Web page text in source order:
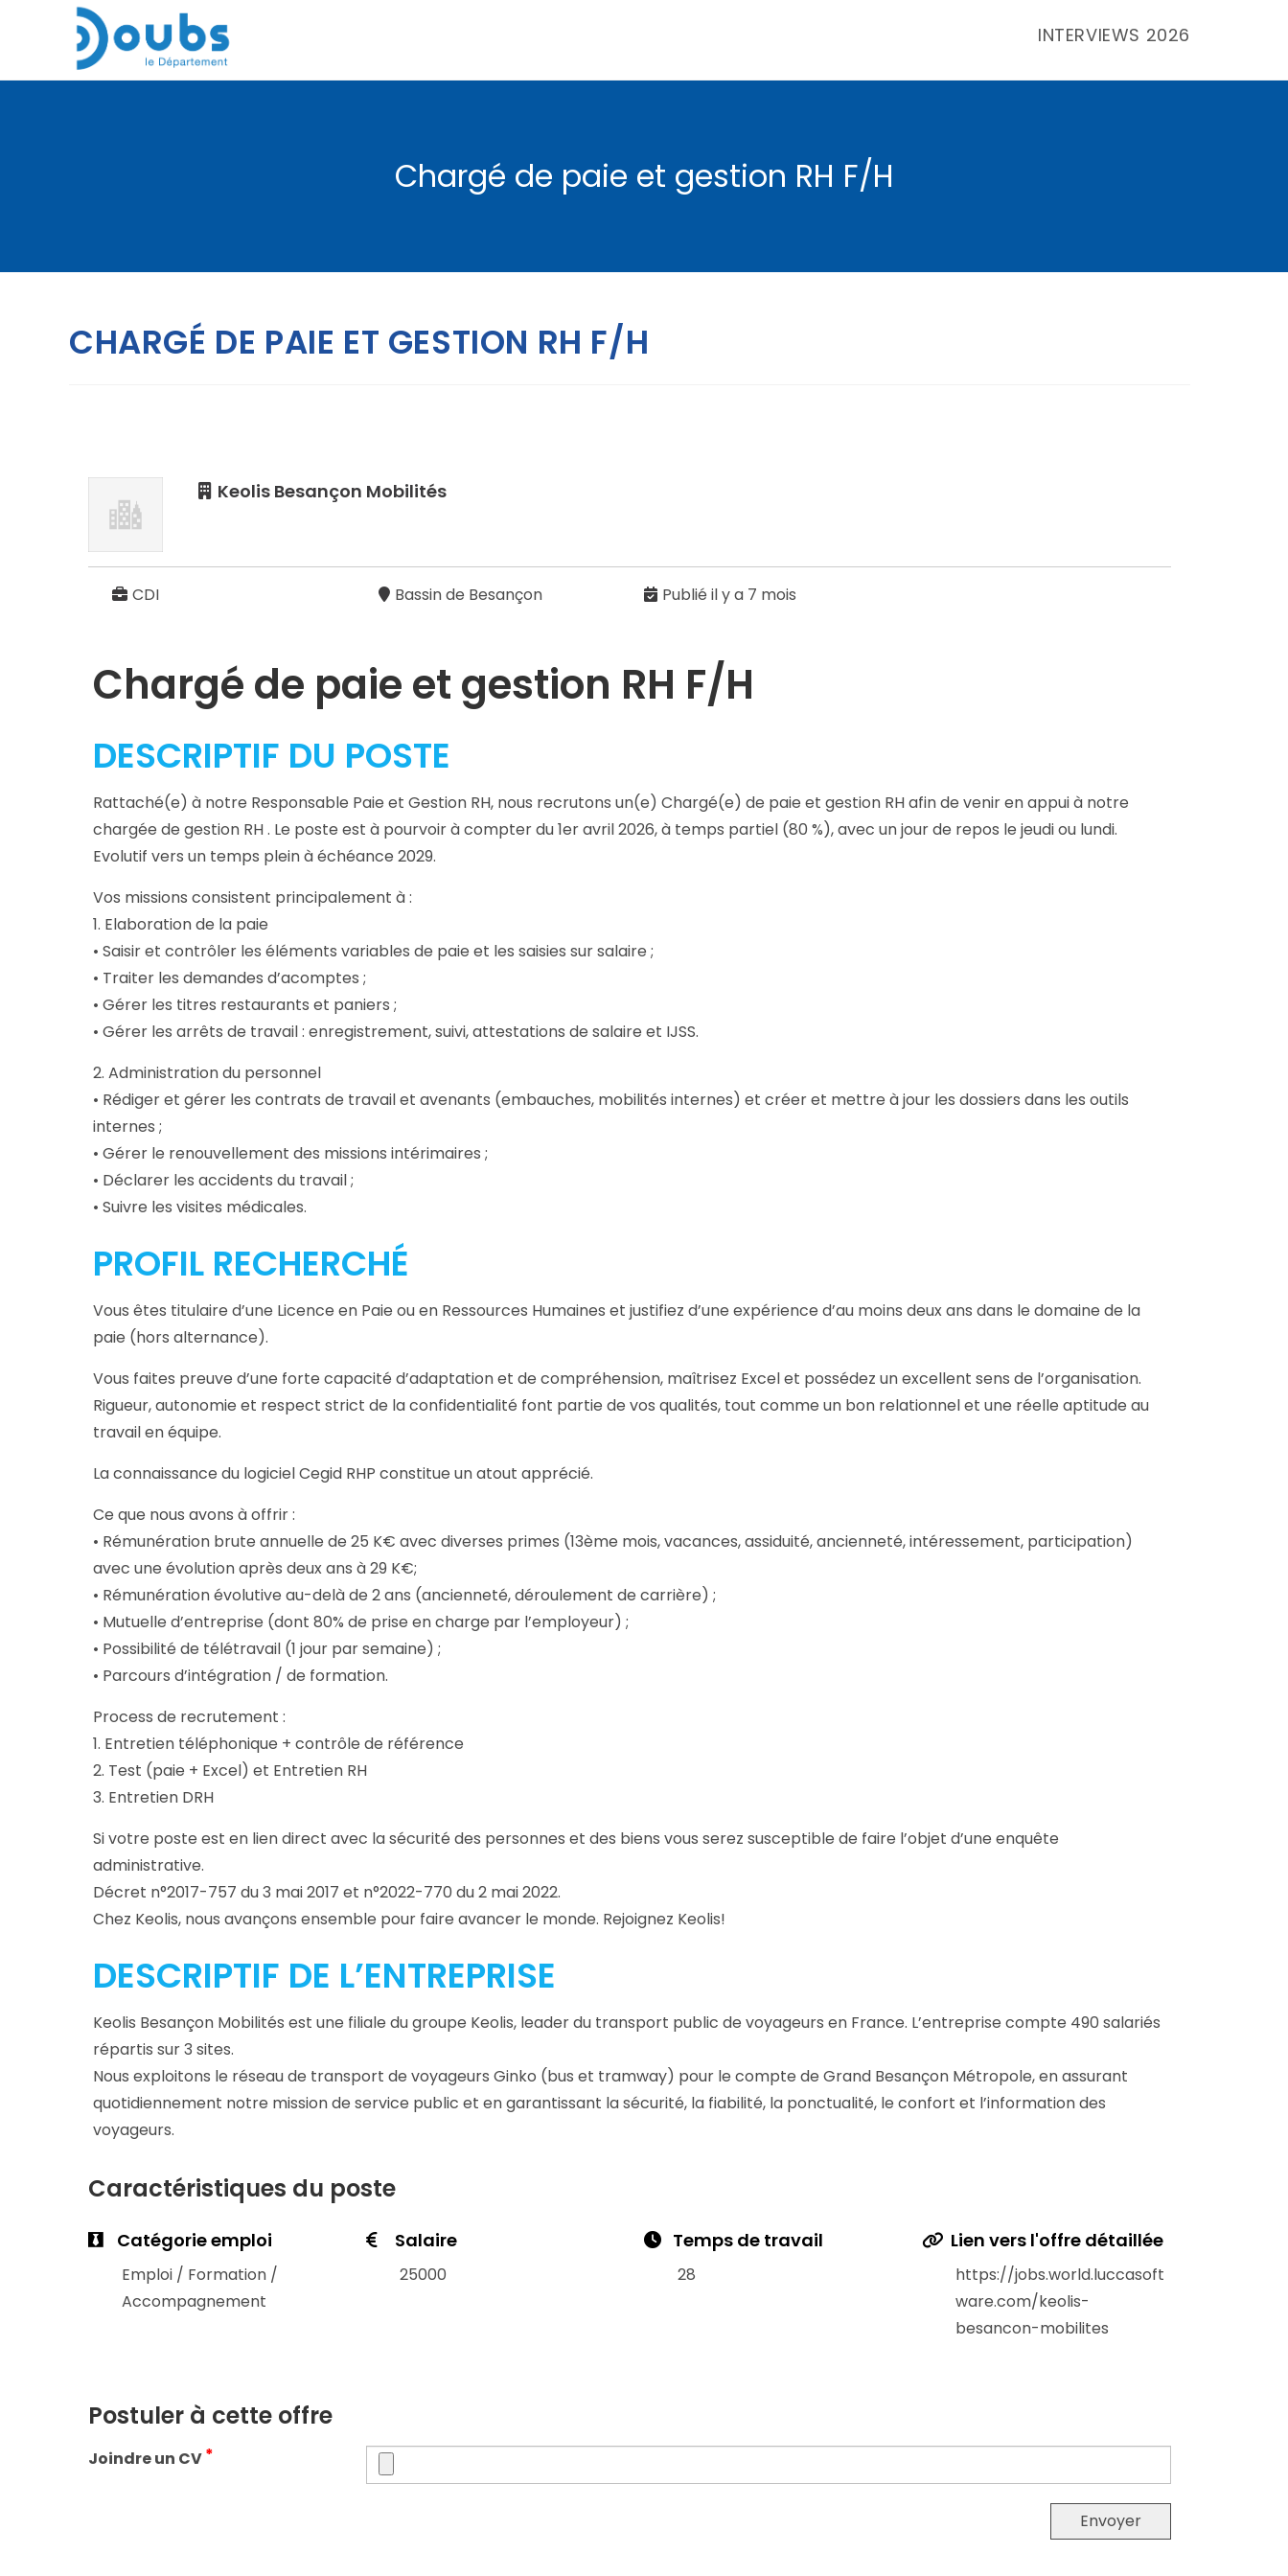
INTERVIEWS 2026
Chargé de paie et gestion RH F/H
CHARGÉ DE PAIE ET GESTION RH F/H
Keolis Besançon Mobilités
CDI Bassin de Besançon Publié il y a 7 mois
Chargé de paie et gestion RH F/H
DESCRIPTIF DU POSTE
Rattaché(e) à notre Responsable Paie et Gestion RH, nous recrutons un(e) Chargé(e) de paie et gestion RH afin de venir en appui à notre
chargée de gestion RH . Le poste est à pourvoir à compter du 1er avril 2026, à temps partiel (80 %), avec un jour de repos le jeudi ou lundi.
Evolutif vers un temps plein à échéance 2029.
Vos missions consistent principalement à :
1. Elaboration de la paie
• Saisir et contrôler les éléments variables de paie et les saisies sur salaire ;
• Traiter les demandes d’acomptes ;
• Gérer les titres restaurants et paniers ;
• Gérer les arrêts de travail : enregistrement, suivi, attestations de salaire et IJSS.
2. Administration du personnel
• Rédiger et gérer les contrats de travail et avenants (embauches, mobilités internes) et créer et mettre à jour les dossiers dans les outils
internes ;
• Gérer le renouvellement des missions intérimaires ;
• Déclarer les accidents du travail ;
• Suivre les visites médicales.
PROFIL RECHERCHÉ
Vous êtes titulaire d’une Licence en Paie ou en Ressources Humaines et justifiez d’une expérience d’au moins deux ans dans le domaine de la
paie (hors alternance).
Vous faites preuve d’une forte capacité d’adaptation et de compréhension, maîtrisez Excel et possédez un excellent sens de l’organisation.
Rigueur, autonomie et respect strict de la confidentialité font partie de vos qualités, tout comme un bon relationnel et une réelle aptitude au
travail en équipe.
La connaissance du logiciel Cegid RHP constitue un atout apprécié.
Ce que nous avons à offrir :
• Rémunération brute annuelle de 25 K€ avec diverses primes (13ème mois, vacances, assiduité, ancienneté, intéressement, participation)
avec une évolution après deux ans à 29 K€;
• Rémunération évolutive au-delà de 2 ans (ancienneté, déroulement de carrière) ;
• Mutuelle d’entreprise (dont 80% de prise en charge par l’employeur) ;
• Possibilité de télétravail (1 jour par semaine) ;
• Parcours d’intégration / de formation.
Process de recrutement :
1. Entretien téléphonique + contrôle de référence
2. Test (paie + Excel) et Entretien RH
3. Entretien DRH
Si votre poste est en lien direct avec la sécurité des personnes et des biens vous serez susceptible de faire l’objet d’une enquête
administrative.
Décret n°2017-757 du 3 mai 2017 et n°2022-770 du 2 mai 2022.
Chez Keolis, nous avançons ensemble pour faire avancer le monde. Rejoignez Keolis!
DESCRIPTIF DE L’ENTREPRISE
Keolis Besançon Mobilités est une filiale du groupe Keolis, leader du transport public de voyageurs en France. L’entreprise compte 490 salariés
répartis sur 3 sites.
Nous exploitons le réseau de transport de voyageurs Ginko (bus et tramway) pour le compte de Grand Besançon Métropole, en assurant
quotidiennement notre mission de service public et en garantissant la sécurité, la fiabilité, la ponctualité, le confort et l’information des
voyageurs.
Caractéristiques du poste
Catégorie emploi
Emploi / Formation /
Accompagnement
Salaire
25000
Temps de travail
28
Lien vers l'offre détaillée
https://jobs.world.luccasoft
ware.com/keolis-
besancon-mobilites
Postuler à cette offre
Joindre un CV*
Envoyer